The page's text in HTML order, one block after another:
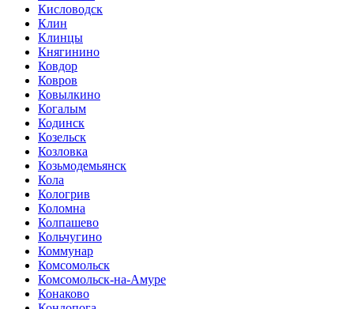
Кисловодск
Клин
Клинцы
Княгинино
Ковдор
Ковров
Ковылкино
Когалым
Кодинск
Козельск
Козловка
Козьмодемьянск
Кола
Кологрив
Коломна
Колпашево
Кольчугино
Коммунар
Комсомольск
Комсомольск-на-Амуре
Конаково